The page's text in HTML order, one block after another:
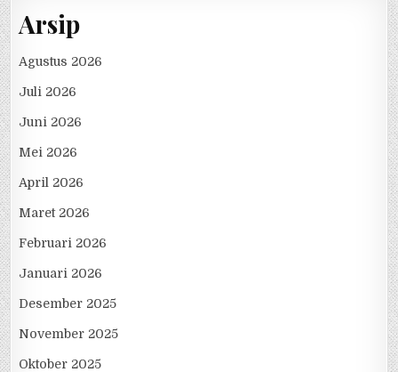
Arsip
Agustus 2026
Juli 2026
Juni 2026
Mei 2026
April 2026
Maret 2026
Februari 2026
Januari 2026
Desember 2025
November 2025
Oktober 2025